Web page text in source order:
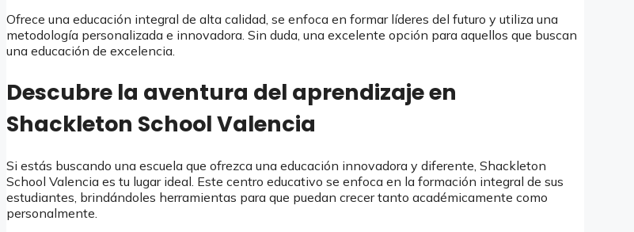
Ofrece una educación integral de alta calidad, se enfoca en formar líderes del futuro y utiliza una
metodología personalizada e innovadora. Sin duda, una excelente opción para aquellos que buscan
una educación de excelencia.
Descubre la aventura del aprendizaje en
Shackleton School Valencia
Si estás buscando una escuela que ofrezca una educación innovadora y diferente, Shackleton
School Valencia es tu lugar ideal. Este centro educativo se enfoca en la formación integral de sus
estudiantes, brindándoles herramientas para que puedan crecer tanto académicamente como
personalmente.